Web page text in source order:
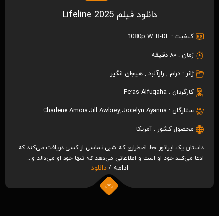
دانلود فیلم Lifeline 2025
کیفیت : 1080p WEB-DL
زمان : 80 دقیقه
ژانر : درام , رازآلود ,هیجان انگیز
کارگردان : Feras Alfuqaha
ستارگان : Charlene Amoia,Jill Awbrey,Jocelyn Ayanna
محصول کشور : آمریکا
داستان یک اپراتور خط اضطراری که شبی تماسی از کسی دریافت می‌کند که
ادعا می‌کند خود او است و اطلاعاتی می‌دهد که تنها خود او می‌دالد و...
ادامه / دانلود